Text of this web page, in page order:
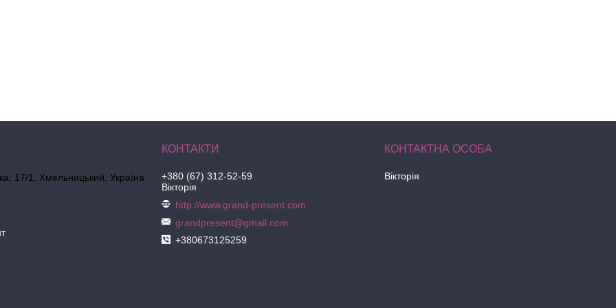
17/1, Хмельницький, Україна
+380 (67) 312-52-59
Вікторія
http://www.grand-present.com
grandpresent@gmail.com
+380673125259
Вікторія